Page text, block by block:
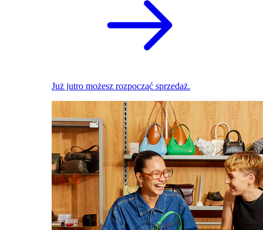
Już jutro możesz rozpocząć sprzedaż.